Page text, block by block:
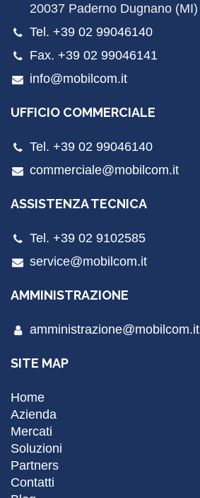
20037 Paderno Dugnano (MI)
Tel. +39 02 99046140
Fax. +39 02 99046141
info@mobilcom.it
UFFICIO COMMERCIALE
Tel. +39 02 99046140
commerciale@mobilcom.it
ASSISTENZA TECNICA
Tel. +39 02 9102585
service@mobilcom.it
AMMINISTRAZIONE
amministrazione@mobilcom.it
SITE MAP
Home
Azienda
Mercati
Soluzioni
Partners
Contatti